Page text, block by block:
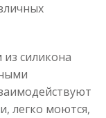
силикона
легко моются,